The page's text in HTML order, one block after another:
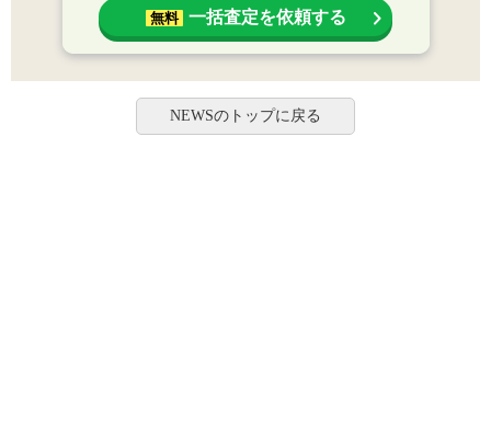
無料 一括査定を依頼する
NEWSのトップに戻る